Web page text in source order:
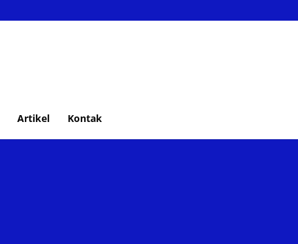
Artikel Kontak